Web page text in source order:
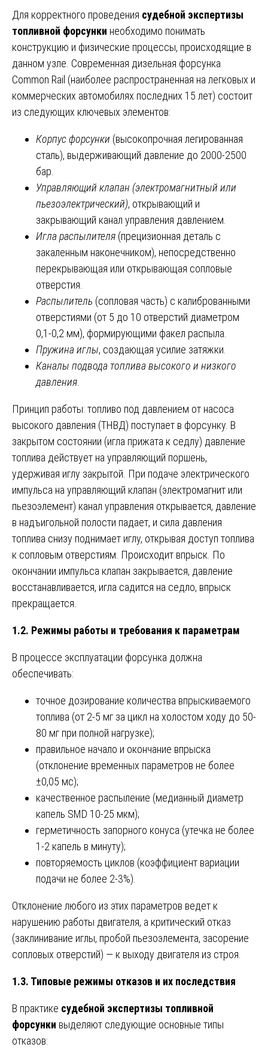
Для корректного проведения судебной экспертизы
топливной форсунки необходимо понимать
конструкцию и физические процессы, происходящие в
данном узле. Современная дизельная форсунка
Common Rail (наиболее распространенная на легковых и
коммерческих автомобилях последних 15 лет) состоит
из следующих ключевых элементов:
Корпус форсунки (высокопрочная легированная
сталь), выдерживающий давление до 2000-2500
бар.
Управляющий клапан (электромагнитный или
пьезоэлектрический), открывающий и
закрывающий канал управления давлением.
Игла распылителя (прецизионная деталь с
закаленным наконечником), непосредственно
перекрывающая или открывающая сопловые
отверстия.
Распылитель (сопловая часть) с калиброванными
отверстиями (от 5 до 10 отверстий диаметром
0,1-0,2 мм), формирующими факел распыла.
Пружина иглы, создающая усилие затяжки.
Каналы подвода топлива высокого и низкого
давления.
Принцип работы: топливо под давлением от насоса
высокого давления (ТНВД) поступает в форсунку. В
закрытом состоянии (игла прижата к седлу) давление
топлива действует на управляющий поршень,
удерживая иглу закрытой. При подаче электрического
импульса на управляющий клапан (электромагнит или
пьезоэлемент) канал управления открывается, давление
в надъигольной полости падает, и сила давления
топлива снизу поднимает иглу, открывая доступ топлива
к сопловым отверстиям. Происходит впрыск. По
окончании импульса клапан закрывается, давление
восстанавливается, игла садится на седло, впрыск
прекращается.
1.2. Режимы работы и требования к параметрам
В процессе эксплуатации форсунка должна
обеспечивать:
точное дозирование количества впрыскиваемого
топлива (от 2-5 мг за цикл на холостом ходу до 50-
80 мг при полной нагрузке);
правильное начало и окончание впрыска
(отклонение временных параметров не более
±0,05 мс);
качественное распыление (медианный диаметр
капель SMD 10-25 мкм);
герметичность запорного конуса (утечка не более
1-2 капель в минуту);
повторяемость циклов (коэффициент вариации
подачи не более 2-3%).
Отклонение любого из этих параметров ведет к
нарушению работы двигателя, а критический отказ
(заклинивание иглы, пробой пьезоэлемента, засорение
сопловых отверстий) — к выходу двигателя из строя.
1.3. Типовые режимы отказов и их последствия
В практике судебной экспертизы топливной
форсунки выделяют следующие основные типы
отказов: